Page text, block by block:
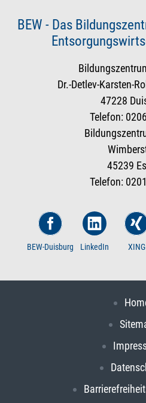
BEW - Das
Dr.-Detlev-Karsten-
47228
Telefon:
45239
Telefon:
BEW-Duisburg LinkedIn XING